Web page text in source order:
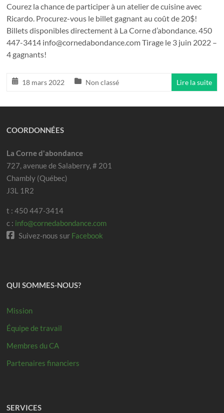
Courez la chance de participer à un atelier de cuisine avec
Ricardo. Procurez-vous le billet gagnant au coût de 20$!
Billets disponibles directement à La Corne d’abondance. 450
447-3414 info@cornedabondance.com Tirage le 3 juin 2022 –
4 gagnants!
18 mars 2022 Non classé Lire la suite
COORDONNÉES
La Corne d'abondance
727, avenue de Salaberry, # 201
Chambly (Québec)
J3L 1R2
t : 450 447-3414
c : info@cornedabondance.com
Suivez-nous sur Facebook
QUI SOMMES-NOUS?
Mission
Équipe de travail
Membres du CA
Partenaires financiers
SERVICES